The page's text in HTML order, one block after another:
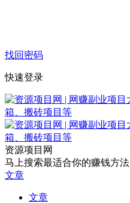
找回密码
快速登录
资源项目网
马上搜索最适合你的赚钱方法
文章
文章